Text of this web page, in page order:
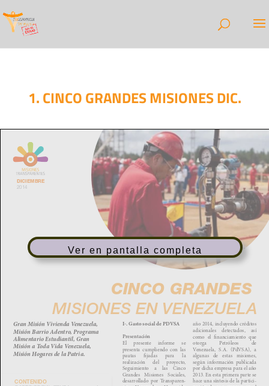
1. CINCO GRANDES MISIONES DIC.
Ver en pantalla completa